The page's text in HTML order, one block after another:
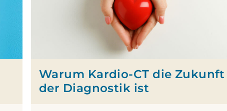
Warum Kardio-CT die Zukunft
der Diagnostik ist